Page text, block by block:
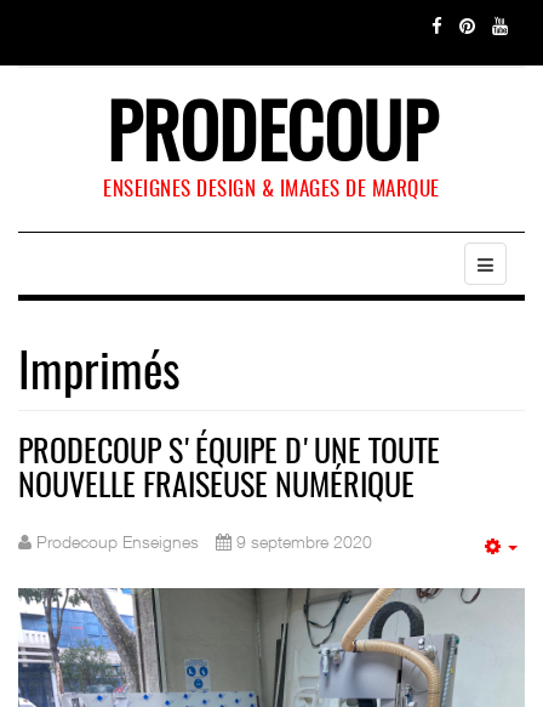
PRODECOUP
ENSEIGNES DESIGN & IMAGES DE MARQUE
Imprimés
PRODECOUP S'ÉQUIPE D'UNE TOUTE
NOUVELLE FRAISEUSE NUMÉRIQUE
Prodecoup Enseignes 9 septembre 2020